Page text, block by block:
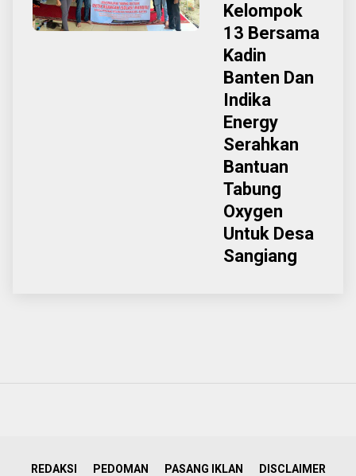
Kelompok
13 Bersama
Kadin
Banten Dan
Indika
Energy
Serahkan
Bantuan
Tabung
Oxygen
Untuk Desa
Sangiang
REDAKSI PEDOMAN PASANG IKLAN DISCLAIMER